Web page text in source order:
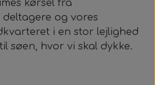
Opsætning
& Håndtag
& Stickers
Tøj
Computer
& Køleboks
Bælter
Finner
& Ture
Konkurrencer
kørsel fra
og vores
i en stor lejlighed
søen, hvor vi skal dykke.